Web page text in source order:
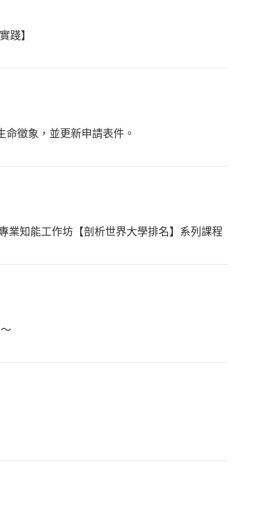
踐】
徵象，並更新申請表件。
業知能工作坊【剖析世界大學排名】系列課程